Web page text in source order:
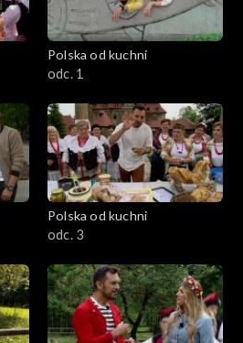
Polska od kuchni
odc. 1
Polska od kuchni
odc. 3